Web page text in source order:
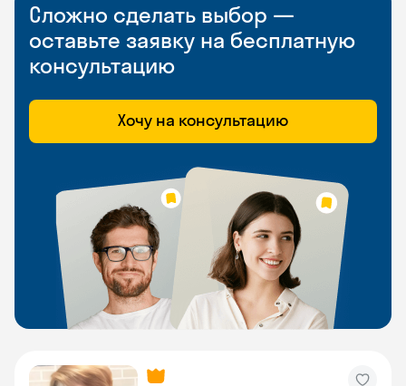
Сложно сделать выбор —
оставьте заявку на бесплатную
консультацию
Хочу на консультацию